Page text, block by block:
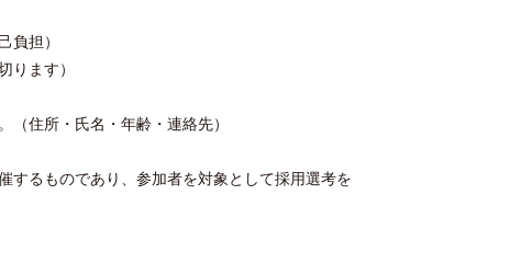
担）
ます）
住所・氏名・年齢・連絡先）
するものであり、参加者を対象として採用選考を